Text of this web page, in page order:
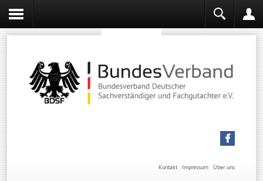
Über uns
Impressum
Kontakt